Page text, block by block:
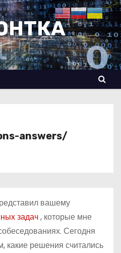
answers/
вашему
задач, которые мне
Сегодня
какие решения считались